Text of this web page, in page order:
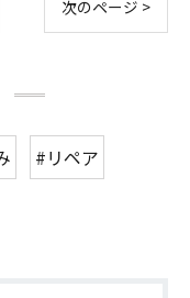
次のページ >
#リペア